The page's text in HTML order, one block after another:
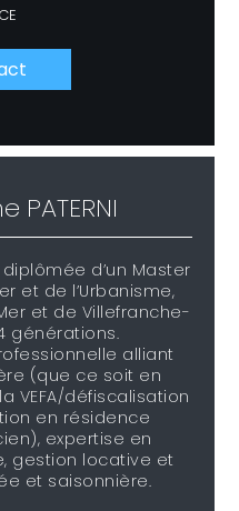
PATERNI
d’un Master
et de l’Urbanisme,
et de Villefranche-
générations.
alliant
(que ce soit en
VEFA/défiscalisation
en résidence
expertise en
gestion locative et
et saisonnière.